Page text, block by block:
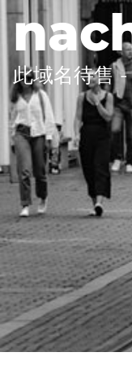
此域名待售